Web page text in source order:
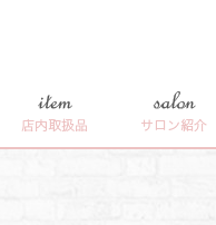
item salon